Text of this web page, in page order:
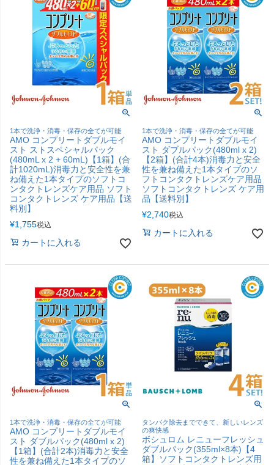
1本で洗浄・消毒・保存の全てが可能
AMO コンプリートダブルモイ
スト ストスペシャルパック
(480mL x 2 + 60mL)【1箱】(合
計1020mL)消毒力と安全性を兼
ね備えた1本タイプのソフトコ
ンタクトレンズケア用品 ソフト
コンタクトレンズ ケア用品【送
料別】
¥1,755税込
カートに入れる
1本で洗浄・消毒・保存の全てが可能
AMO コンプリートダブルモイ
スト ダブルパック(480ml x 2)
【2箱】(合計4本)消毒力と安全
性を兼ね備えた1本タイプのソ
フトコンタクトレンズケア用品
ソフトコンタクトレンズ ケア用
品【送料別】
¥2,740税込
カートに入れる
1本で洗浄・消毒・保存の全てが可能
AMO コンプリートダブルモイ
スト ダブルパック(480ml x 2)
【1箱】(合計2本)消毒力と安全
性を兼ね備えた1本タイプのソ
タンパク除去までできて、新しいレンズ
の爽快感
ボシュロム レニューフレッシュ
ダブルパック(355ml×8本)【4
箱】ソフトコンタクトレンズ用